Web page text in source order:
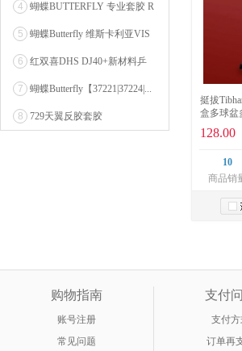
挺拔
盒多球盆
128.00
10
商品销
4
蝴蝶BUTTERFLY 专业套胶 R
5
蝴蝶Butterfly 维斯卡利亚VIS
6
红双喜DHS DJ40+新材料乒
7
蝴蝶Butterfly【37221|37224|...
8 729天翼反胶套胶
购物指南
账号注册
常见问题
支付
支付
订单再